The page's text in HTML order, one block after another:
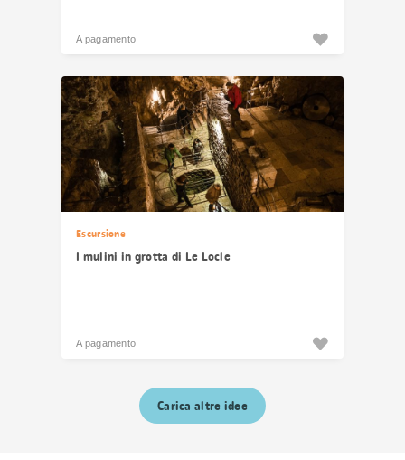
A pagamento
Escursione
I mulini in grotta di Le Locle
A pagamento
Carica altre idee